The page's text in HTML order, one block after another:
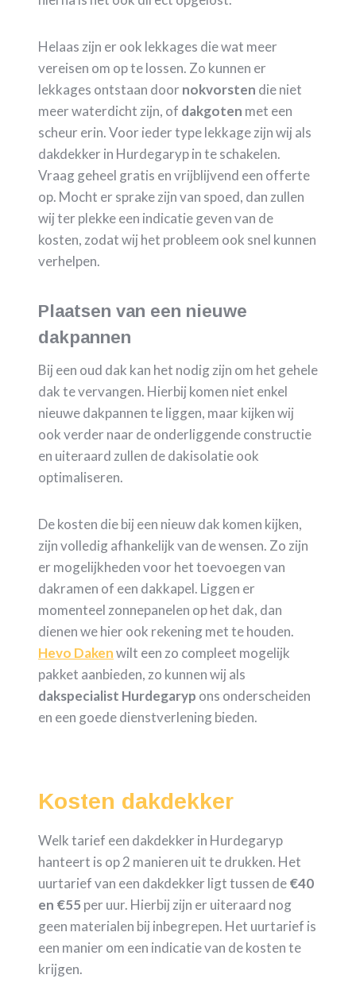
Helaas zijn er ook lekkages die wat meer
vereisen om op te lossen. Zo kunnen er
lekkages ontstaan door nokvorsten die niet
meer waterdicht zijn, of dakgoten met een
scheur erin. Voor ieder type lekkage zijn wij als
dakdekker in Hurdegaryp in te schakelen.
Vraag geheel gratis en vrijblijvend een offerte
op. Mocht er sprake zijn van spoed, dan zullen
wij ter plekke een indicatie geven van de
kosten, zodat wij het probleem ook snel kunnen
verhelpen.
Plaatsen van een nieuwe
dakpannen
Bij een oud dak kan het nodig zijn om het gehele
dak te vervangen. Hierbij komen niet enkel
nieuwe dakpannen te liggen, maar kijken wij
ook verder naar de onderliggende constructie
en uiteraard zullen de dakisolatie ook
optimaliseren.
De kosten die bij een nieuw dak komen kijken,
zijn volledig afhankelijk van de wensen. Zo zijn
er mogelijkheden voor het toevoegen van
dakramen of een dakkapel. Liggen er
momenteel zonnepanelen op het dak, dan
dienen we hier ook rekening met te houden.
Hevo Dakenwilt een zo compleet mogelijk
pakket aanbieden, zo kunnen wij als
dakspecialist Hurdegaryp ons onderscheiden
en een goede dienstverlening bieden.
Kosten dakdekker
Welk tarief een dakdekker in Hurdegaryp
hanteert is op 2 manieren uit te drukken. Het
uurtarief van een dakdekker ligt tussen de€40
en €55 per uur. Hierbij zijn er uiteraard nog
geen materialen bij inbegrepen. Het uurtarief is
een manier om een indicatie van de kosten te
krijgen.